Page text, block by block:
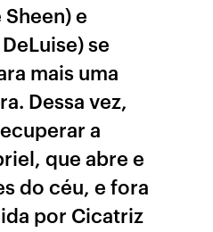
e
se
mais uma
Dessa vez,
a
que abre e
do céu, e fora
por Cicatriz